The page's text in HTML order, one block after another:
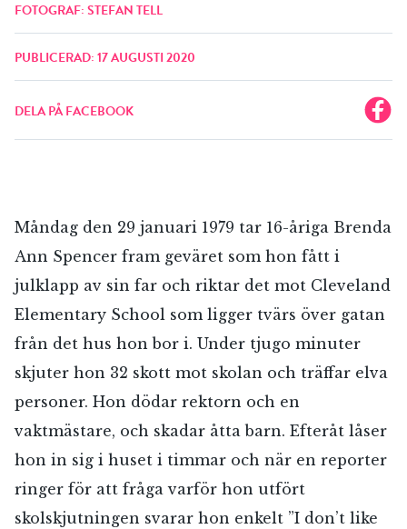
FOTOGRAF: STEFAN TELL
PUBLICERAD: 17 AUGUSTI 2020
DELA PÅ FACEBOOK
Måndag den 29 januari 1979 tar 16-åriga Brenda
Ann Spencer fram geväret som hon fått i
julklapp av sin far och riktar det mot Cleveland
Elementary School som ligger tvärs över gatan
från det hus hon bor i. Under tjugo minuter
skjuter hon 32 skott mot skolan och träffar elva
personer. Hon dödar rektorn och en
vaktmästare, och skadar åtta barn. Efteråt låser
hon in sig i huset i timmar och när en reporter
ringer för att fråga varför hon utfört
skolskjutningen svarar hon enkelt ”I don’t like